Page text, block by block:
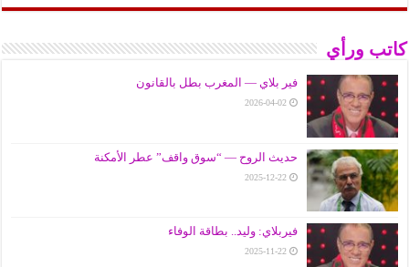
كاتب ورأي
فير بلاي — المغرب بطل بالقانون
2026-04-02
حديث الروح — “سوق واقف” عطر الأمكنة
2025-12-22
فيربلاي: وليد.. بطاقة الوفاء
2025-11-22